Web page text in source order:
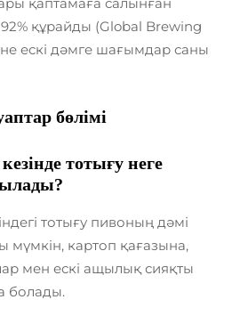
құрайды (Global Brewing
ескі дәмге шағымдар саны
бөлімі
тотығу неге
тотығу пивоның дәмі
мүмкін, картоп қағазына,
мен ескі ащылық сияқты
болады.